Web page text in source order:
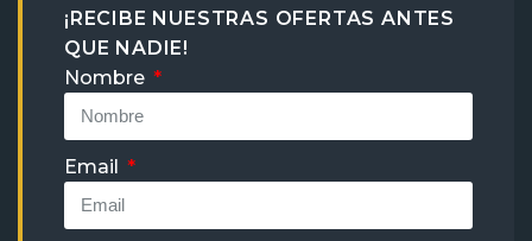
¡RECIBE NUESTRAS OFERTAS ANTES
QUE NADIE!
Nombre
Email